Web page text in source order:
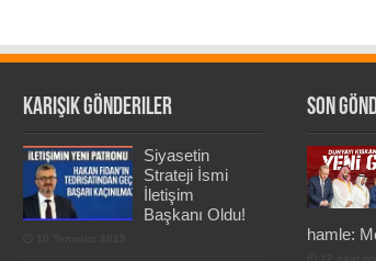
Karışık Gönderiler
Siyasetin
Strateji İsmi
İletişim
Başkanı Oldu!
Son
hamle: